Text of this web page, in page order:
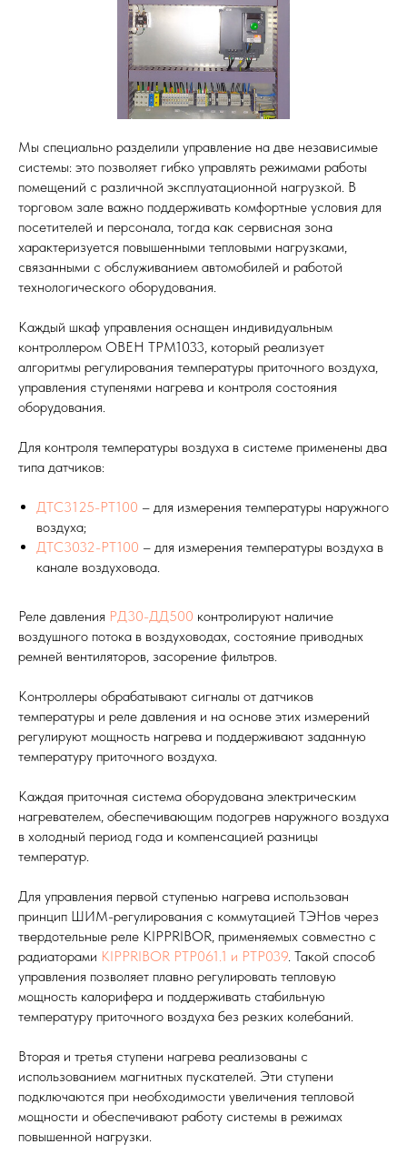
Мы специально разделили управление на две независимые
системы: это позволяет гибко управлять режимами работы
помещений с различной эксплуатационной нагрузкой. В
торговом зале важно поддерживать комфортные условия для
посетителей и персонала, тогда как сервисная зона
характеризуется повышенными тепловыми нагрузками,
связанными с обслуживанием автомобилей и работой
технологического оборудования.
Каждый шкаф управления оснащен индивидуальным
контроллером ОВЕН ТРМ1033, который реализует
алгоритмы регулирования температуры приточного воздуха,
управления ступенями нагрева и контроля состояния
оборудования.
Для контроля температуры воздуха в системе применены два
типа датчиков:
ДТС3125-РТ100 – для измерения температуры наружного
воздуха;
ДТС3032-РТ100 – для измерения температуры воздуха в
канале воздуховода.
Реле давления РД30-ДД500 контролируют наличие
воздушного потока в воздуховодах, состояние приводных
ремней вентиляторов, засорение фильтров.
Контроллеры обрабатывают сигналы от датчиков
температуры и реле давления и на основе этих измерений
регулируют мощность нагрева и поддерживают заданную
температуру приточного воздуха.
Каждая приточная система оборудована электрическим
нагревателем, обеспечивающим подогрев наружного воздуха
в холодный период года и компенсацией разницы
температур.
Для управления первой ступенью нагрева использован
принцип ШИМ-регулирования с коммутацией ТЭНов через
твердотельные реле KIPPRIBOR, применяемых совместно с
радиаторами KIPPRIBOR РТР061.1 и РТР039. Такой способ
управления позволяет плавно регулировать тепловую
мощность калорифера и поддерживать стабильную
температуру приточного воздуха без резких колебаний.
Вторая и третья ступени нагрева реализованы с
использованием магнитных пускателей. Эти ступени
подключаются при необходимости увеличения тепловой
мощности и обеспечивают работу системы в режимах
повышенной нагрузки.